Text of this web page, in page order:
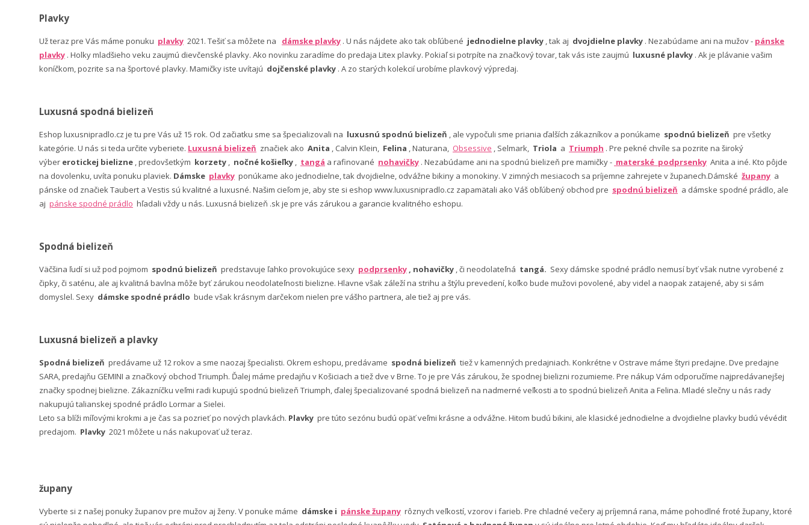
Plavky
Už teraz pre Vás máme ponuku plavky 2021. Tešiť sa môžete na dámske plavky . U nás nájdete ako tak obľúbené jednodielne plavky , tak aj dvojdielne plavky . Nezabúdame ani na mužov - pánske
plavky . Holky mladšieho veku zaujmú dievčenské plavky. Ako novinku zaradíme do predaja Litex plavky. Pokiaľ si potrpíte na značkový tovar, tak vás iste zaujmú luxusné plavky . Ak je plávanie vašim
koníčkom, pozrite sa na športové plavky. Mamičky iste uvítajú dojčenské plavky . A zo starých kolekcií urobíme plavkový výpredaj.
Luxusná spodná bielizeň
Eshop luxusnipradlo.cz je tu pre Vás už 15 rok. Od začiatku sme sa špecializovali na luxusnú spodnú bielizeň , ale vypočuli sme priania ďalších zákazníkov a ponúkame spodnú bielizeň pre všetky
kategórie. U nás si teda určite vyberiete. Luxusná bielizeň značiek ako Anita , Calvin Klein, Felina , Naturana, Obsessive , Selmark, Triola a Triumph . Pre pekné chvíle sa pozrite na široký
výber erotickej bielizne , predovšetkým korzety , nočné košieľky , tangá a rafinované nohavičky . Nezabúdame ani na spodnú bielizeň pre mamičky - materské podprsenky Anita a iné. Kto pôjde
na dovolenku, uvíta ponuku plaviek. Dámske plavky ponúkame ako jednodielne, tak dvojdielne, odvážne bikiny a monokiny. V zimných mesiacoch sa príjemne zahrejete v županech.Dámské župany a
pánske od značiek Taubert a Vestis sú kvalitné a luxusné. Našim cieľom je, aby ste si eshop www.luxusnipradlo.cz zapamätali ako Váš obľúbený obchod pre spodnú bielizeň a dámske spodné prádlo, ale
aj pánske spodné prádlo hľadali vždy u nás. Luxusná bielizeň .sk je pre vás zárukou a garancie kvalitného eshopu.
Spodná bielizeň
Väčšina ľudí si už pod pojmom spodnú bielizeň predstavuje ľahko provokujúce sexy podprsenky , nohavičky , či neodolateľná tangá. Sexy dámske spodné prádlo nemusí byť však nutne vyrobené z
čipky, či saténu, ale aj kvalitná bavlna môže byť zárukou neodolateľnosti bielizne. Hlavne však záleží na strihu a štýlu prevedení, koľko bude mužovi povolené, aby videl a naopak zatajené, aby si sám
domyslel. Sexy dámske spodné prádlo bude však krásnym darčekom nielen pre vášho partnera, ale tiež aj pre vás.
Luxusná bielizeň a plavky
Spodná bielizeň predávame už 12 rokov a sme naozaj špecialisti. Okrem eshopu, predávame spodná bielizeň tiež v kamenných predajniach. Konkrétne v Ostrave máme štyri predajne. Dve predajne
SARA, predajňu GEMINI a značkový obchod Triumph. Ďalej máme predajňu v Košiciach a tiež dve v Brne. To je pre Vás zárukou, že spodnej bielizni rozumieme. Pre nákup Vám odporučíme najpredávanejšej
značky spodnej bielizne. Zákazníčku veľmi radi kupujú spodnú bielizeň Triumph, ďalej špecializované spodná bielizeň na nadmerné veľkosti a to spodnú bielizeň Anita a Felina. Mladé slečny u nás rady
nakupujú talianskej spodné prádlo Lormar a Sielei.
Leto sa blíži míľovými krokmi a je čas sa pozrieť po nových plavkách. Plavky pre túto sezónu budú opäť veľmi krásne a odvážne. Hitom budú bikini, ale klasické jednodielne a dvojdielne plavky budú vévédit
predajom. Plavky 2021 môžete u nás nakupovať už teraz.
župany
Vyberte si z našej ponuky županov pre mužov aj ženy. V ponuke máme dámske i pánske župany rôznych veľkostí, vzorov i farieb. Pre chladné večery aj príjemná rana, máme pohodlné froté župany, ktoré